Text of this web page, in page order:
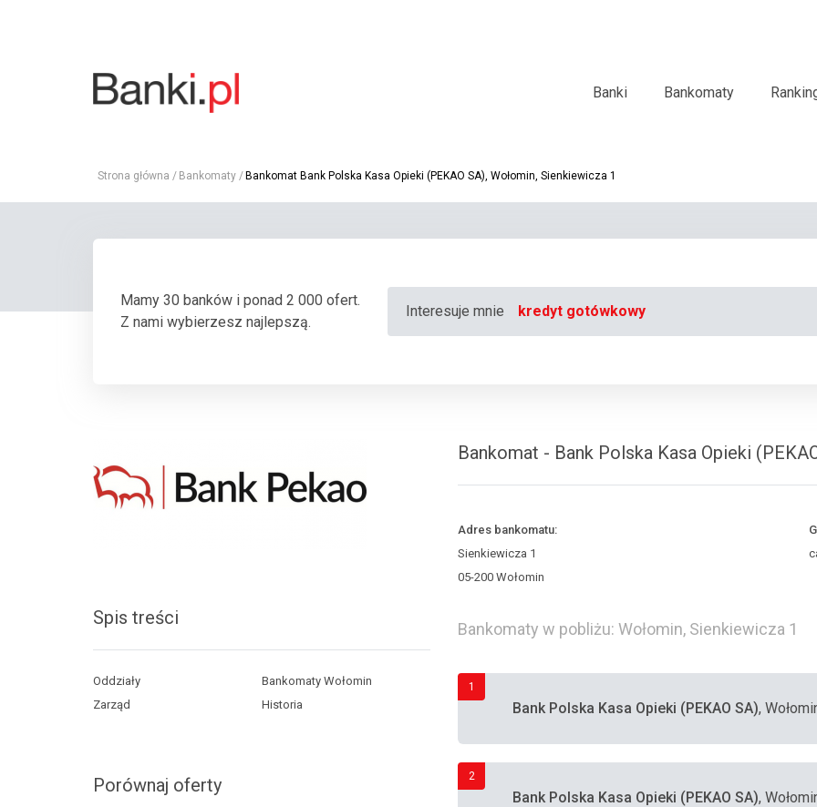
Banki Bankomaty
Strona główna Bankomaty Bankomat Bank Polska Kasa Opieki (PEKAO SA), Wołomin, Sienkiewicza 1
Mamy 30 banków i ponad 2 000 ofert.
Z nami wybierzesz najlepszą.
Interesuje mnie kredyt gotówkowy
Spis treści
Oddziały
Bankomaty Wołomin
Zarząd
Historia
Porównaj oferty
Bankomat - Bank Polska Kasa Opieki
Adres bankomatu:
Sienkiewicza 1
05-200 Wołomin
Bankomaty w pobliżu: Wołomin, Sienkiewicza 1
1
Bank Polska Kasa Opieki (PEKAO SA),
2
Bank Polska Kasa Opieki (PEKAO SA),